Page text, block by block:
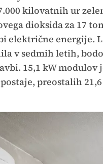
kilovatnih ur
dioksida za 17
energije.
v sedmih letih,
15,1 kW
preostalih 21,6